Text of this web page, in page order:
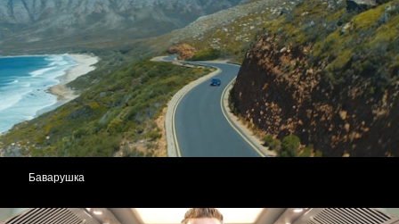
Баварушка